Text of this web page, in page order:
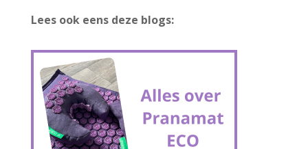
Lees ook eens deze blogs: